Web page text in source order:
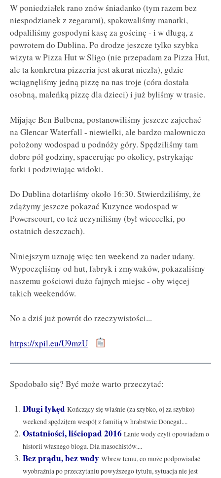
W poniedziałek rano znów śniadanko (tym razem bez
niespodzianek z zegarami), spakowaliśmy manatki,
odpaliliśmy gospodyni kasę za gościnę - i w długą, z
powrotem do Dublina. Po drodze jeszcze tylko szybka
wizyta w Pizza Hut w Sligo (nie przepadam za Pizza Hut,
ale ta konkretna pizzeria jest akurat niezła), gdzie
wciągnęliśmy jedną pizzę na nas troje (córa dostała
osobną, maleńką pizzę dla dzieci) i już byliśmy w trasie.
Mijając Ben Bulbena, postanowiliśmy jeszcze zajechać
na Glencar Waterfall - niewielki, ale bardzo malowniczo
położony wodospad u podnóży góry. Spędziliśmy tam
dobre pół godziny, spacerując po okolicy, pstrykając
fotki i podziwiając widoki.
Do Dublina dotarliśmy około 16:30. Stwierdziliśmy, że
zdążymy jeszcze pokazać Kuzynce wodospad w
Powerscourt, co też uczyniliśmy (był wieeeelki, po
ostatnich deszczach).
Niniejszym uznaję więc ten weekend za nader udany.
Wypoczęliśmy od hut, fabryk i zmywaków, pokazaliśmy
naszemu gościowi dużo fajnych miejsc - oby więcej
takich weekendów.
No a dziś już powrót do rzeczywistości...
https://xpil.eu/U9mzU
Spodobało się? Być może warto przeczytać:
Długi łykęd Kończący się właśnie (za szybko, oj za szybko)
weekend spędziłem wespół z familią w hrabstwie Donegal....
Ostatniości, liściopad 2016 Lanie wody czyli opowiadam o
historii własnego blogu. Dla masochistów....
Bez prądu, bez wody Wbrew temu, co może podpowiadać
wyobraźnia po przeczytaniu powyższego tytułu, sytuacja nie jest